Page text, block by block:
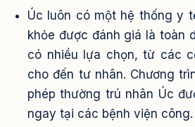
Úc luôn có một hệ thống y
khỏe được đánh giá là toàn
có nhiều lựa chọn, từ các
cho đến tư nhân. Chương
phép thường trú nhân Úc
ngay tại các bệnh viện công.